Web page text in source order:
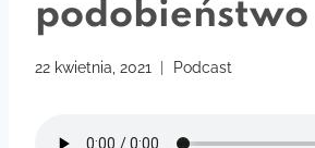
podobieństwo
22 kwietnia, 2021 Podcast